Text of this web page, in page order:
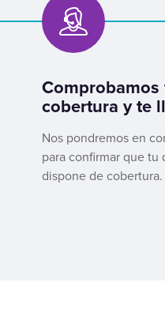
Comprobamos
cobertura y te
Nos pondremos en
para confirmar que tu
dispone de cobertura.